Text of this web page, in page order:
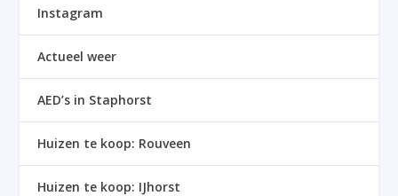
Instagram
Actueel weer
AED’s in Staphorst
Huizen te koop: Rouveen
Huizen te koop: IJhorst